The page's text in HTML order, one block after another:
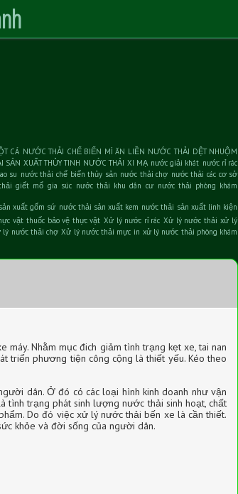
CÁ NƯỚC THẢI CHẾ BIẾN MÌ ĂN LIỀN NƯỚC THẢI DỆT NHUỘM
SẢN XUẤT THỦY TINH NƯỚC THẢI XI MẠ nước giải khát nước rỉ rác
su nước thải chế biến thủy sản nước thải chợ nước thải các cơ sở
giết mổ gia súc nước thải khu dân cư nước thải phòng khám
xuất gốm sứ nước thải sản xuất kem nước thải sản xuất linh kiện
vật thuốc bảo vệ thực vật Xử lý nước rỉ rác Xử lý nước thải xử lý
lý nước thải chợ Xử lý nước thải mực in xử lý nước thải phòng khám
Nhằm mục đich giảm tình trạng kẹt xe, tai nan
triển phương tiện công cộng là thiết yếu. Kéo theo
dân. Ở đó có các loại hình kinh doanh như vận
tình trạng phát sinh lượng nước thải sinh hoạt, chất
Do đó việc xử lý nước thải bến xe là cần thiết.
khỏe và đời sống của người dân.